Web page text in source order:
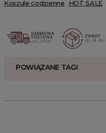
Koszule codzienne
HOT SALE
POWIĄZANE TAGI